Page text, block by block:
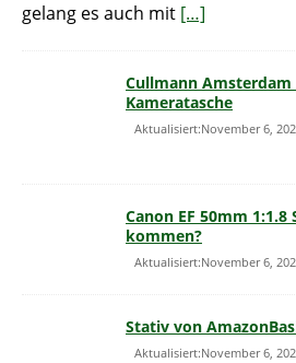
gelang es auch mit […]
Cullmann Amsterdam
Kameratasche
Aktualisiert:November 6,
Canon EF 50mm 1:1.8
kommen?
Aktualisiert:November 6,
Stativ von
Aktualisiert:November 6,